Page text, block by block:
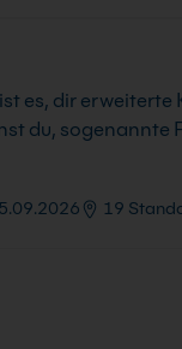
es, dir
du, sogenannte
19